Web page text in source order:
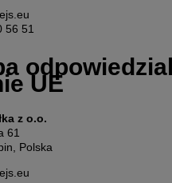
56 51
UE
z o.o.
61
Polska